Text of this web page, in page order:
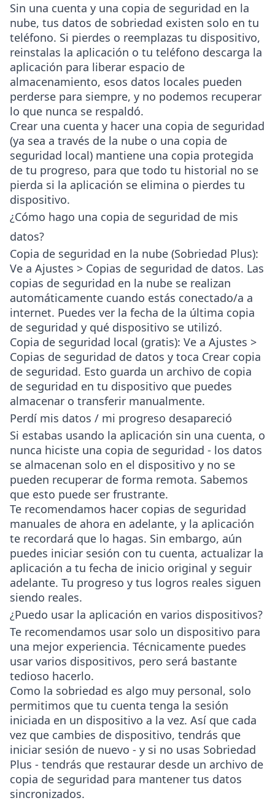
Sin una cuenta y una copia de seguridad en la
nube, tus datos de sobriedad existen solo en tu
teléfono. Si pierdes o reemplazas tu dispositivo,
reinstalas la aplicación o tu teléfono descarga la
aplicación para liberar espacio de
almacenamiento, esos datos locales pueden
perderse para siempre, y no podemos recuperar
lo que nunca se respaldó.
Crear una cuenta y hacer una copia de seguridad
(ya sea a través de la nube o una copia de
seguridad local) mantiene una copia protegida
de tu progreso, para que todo tu historial no se
pierda si la aplicación se elimina o pierdes tu
dispositivo.
¿Cómo hago una copia de seguridad de mis
datos?
Copia de seguridad en la nube (Sobriedad Plus):
Ve a Ajustes > Copias de seguridad de datos. Las
copias de seguridad en la nube se realizan
automáticamente cuando estás conectado/a a
internet. Puedes ver la fecha de la última copia
de seguridad y qué dispositivo se utilizó.
Copia de seguridad local (gratis): Ve a Ajustes >
Copias de seguridad de datos y toca Crear copia
de seguridad. Esto guarda un archivo de copia
de seguridad en tu dispositivo que puedes
almacenar o transferir manualmente.
Perdí mis datos / mi progreso desapareció
Si estabas usando la aplicación sin una cuenta, o
nunca hiciste una copia de seguridad - los datos
se almacenan solo en el dispositivo y no se
pueden recuperar de forma remota. Sabemos
que esto puede ser frustrante.
Te recomendamos hacer copias de seguridad
manuales de ahora en adelante, y la aplicación
te recordará que lo hagas. Sin embargo, aún
puedes iniciar sesión con tu cuenta, actualizar la
aplicación a tu fecha de inicio original y seguir
adelante. Tu progreso y tus logros reales siguen
siendo reales.
¿Puedo usar la aplicación en varios dispositivos?
Te recomendamos usar solo un dispositivo para
una mejor experiencia. Técnicamente puedes
usar varios dispositivos, pero será bastante
tedioso hacerlo.
Como la sobriedad es algo muy personal, solo
permitimos que tu cuenta tenga la sesión
iniciada en un dispositivo a la vez. Así que cada
vez que cambies de dispositivo, tendrás que
iniciar sesión de nuevo - y si no usas Sobriedad
Plus - tendrás que restaurar desde un archivo de
copia de seguridad para mantener tus datos
sincronizados.